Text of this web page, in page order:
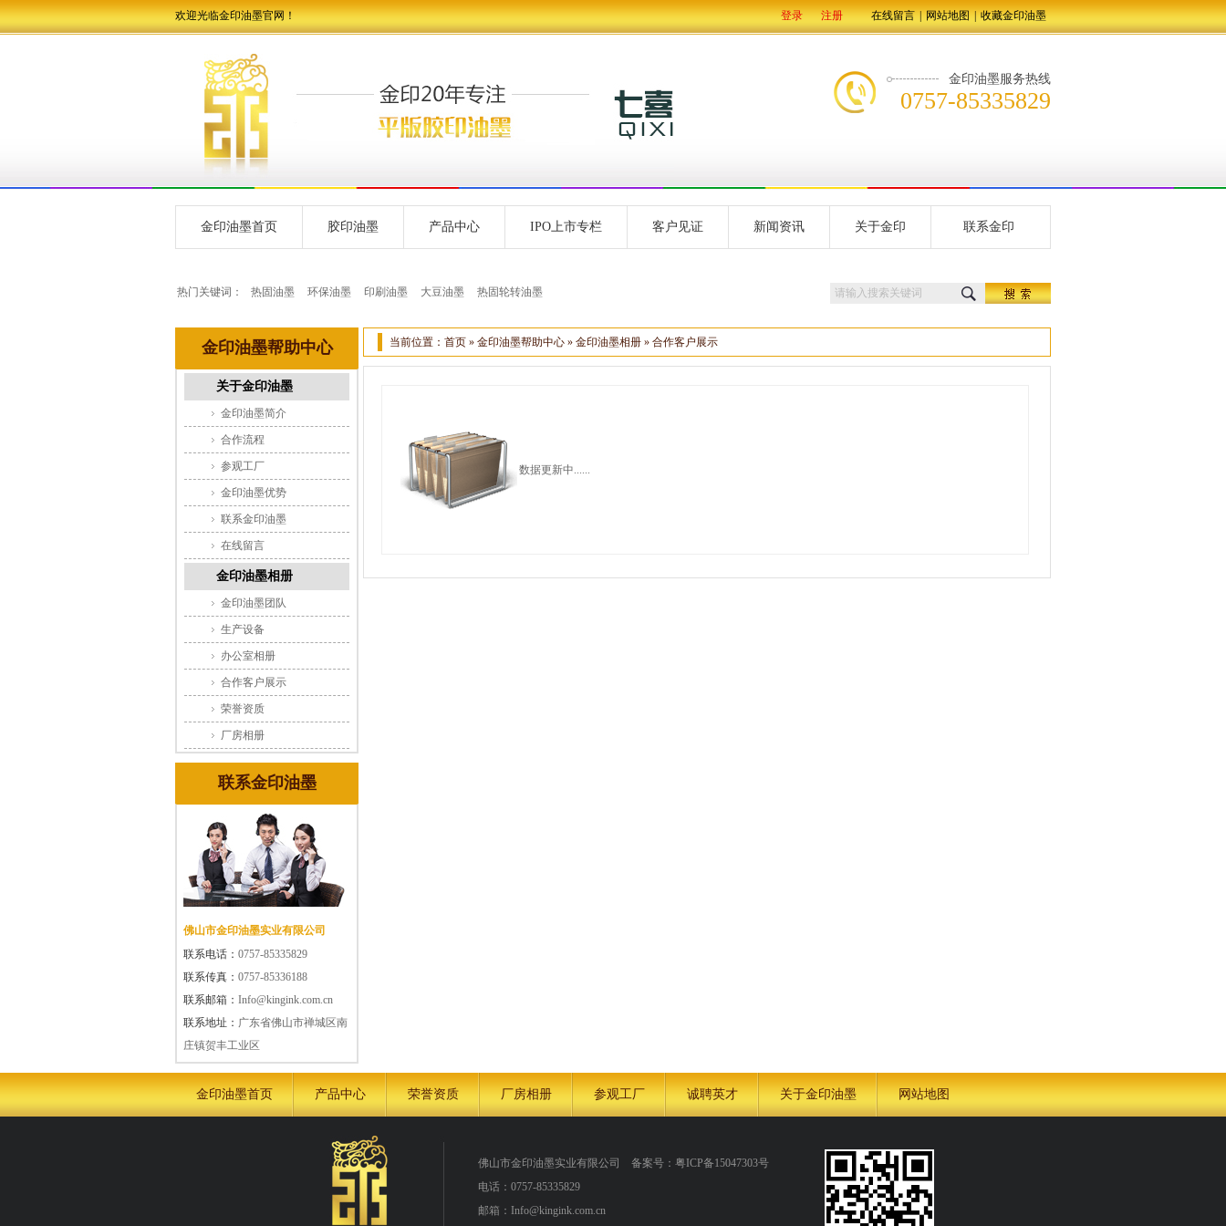
登录 注册 在线留言 网站地图 收藏金印油墨
欢迎光临金印油墨官网！
金印油墨服务热线
0757-85335829
金印油墨首页 胶印油墨 产品中心 IPO上市专栏 客户见证 新闻资讯 关于金印 联系金印
热门关键词： 热固油墨 环保油墨 印刷油墨 大豆油墨 热固轮转油墨
金印油墨帮助中心
关于金印油墨
金印油墨简介
合作流程
参观工厂
金印油墨优势
联系金印油墨
在线留言
金印油墨相册
金印油墨团队
生产设备
办公室相册
合作客户展示
荣誉资质
厂房相册
联系金印油墨
佛山市金印油墨实业有限公司
联系电话： 0757-85335829
联系传真： 0757-85336188
联系邮箱： Info@kingink.com.cn
联系地址： 广东省佛山市禅城区南
庄镇贺丰工业区
当前位置： 首页 » 金印油墨帮助中心 » 金印油墨相册 » 合作客户展示
数据更新中......
金印油墨首页 产品中心 荣誉资质 厂房相册 参观工厂 诚聘英才 关于金印油墨 网站地图
佛山市金印油墨实业有限公司 备案号： 粤ICP备15047303号
电话：0757-85335829
邮箱：Info@kingink.com.cn